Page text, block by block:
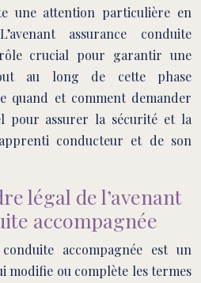
une attention particulière en
assurance conduite
crucial pour garantir une
au long de cette phase
quand et comment demander
pour assurer la sécurité et la
conducteur et de son
légal de l’avenant
accompagnée
accompagnée est un
modifie ou complète les termes